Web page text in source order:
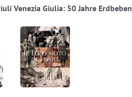
Venezia Giulia: 50 Jahre Erdbeben